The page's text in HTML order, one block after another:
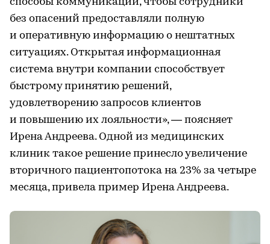
без опасений предоставляли полную
и оперативную информацию о нештатных
ситуациях. Открытая информационная
система внутри компании способствует
быстрому принятию решений,
удовлетворению запросов клиентов
и повышению их лояльности», — поясняет
Ирена Андреева. Одной из медицинских
клиник такое решение принесло увеличение
вторичного пациентопотока на 23% за четыре
месяца, привела пример Ирена Андреева.